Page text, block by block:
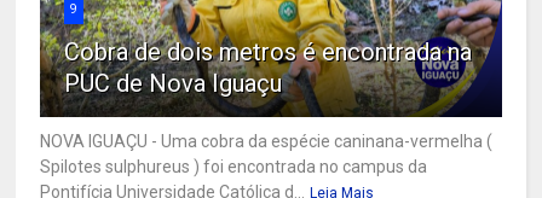
9
Cobra de dois metros é encontrada na
PUC de Nova Iguaçu
NOVA IGUAÇU - Uma cobra da espécie caninana-vermelha (
Spilotes sulphureus ) foi encontrada no campus da
Pontifícia Universidade Católica d...
Leia Mais